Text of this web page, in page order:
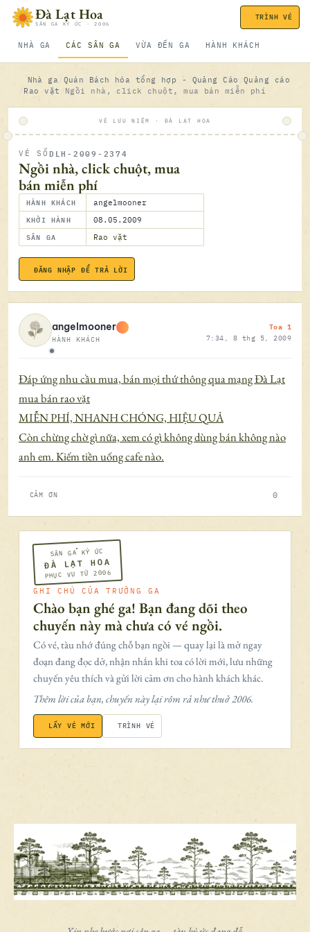
Bỏ qua nội dungĐà Lạt Hoa
SÂN GA KÝ ỨC · 2006
NHÀ GA CÁC SÂN GA VỪA ĐẾN GA HÀNH KHÁCH
TRÌNH VÉ
Nhà ga Quán Bách hóa tổng hợp - Quảng Cáo
Quảng cáo
Rao vặt
Ngồi nhà, click chuột, mua bán miễn phí
VÉ LƯU NIỆM · ĐÀ LẠT HOA
VÉ SỐ DLH-2009-2374
Ngồi nhà, click chuột, mua
bán miễn phí
HÀNH KHÁCH angelmooner
KHỞI HÀNH 08.05.2009
SÂN GA Rao vặt
ĐĂNG NHẬP ĐỂ TRẢ LỜI
Ngoại tuyến
angelmooner
HÀNH KHÁCH
Toa 1
7:34, 8 thg 5, 2009
Đáp ứng nhu cầu mua, bán mọi thứ thông qua mạng Đà Lạt
mua bán rao vặt
MIỄN PHÍ, NHANH CHÓNG, HIỆU QUẢ
Còn chừng chờ gì nữa, xem có gì không dùng bán không nào
anh em. Kiếm tiền uống cafe nào.
CẢM ƠN 0
SÂN GA KÝ ỨC
ĐÀ LẠT HOA
PHỤC VỤ TỪ 2006
GHI CHÚ CỦA TRƯỞNG GA
Chào bạn ghé ga! Bạn đang dõi theo
chuyến này mà chưa có vé ngồi.
Có vé, tàu nhớ đúng chỗ bạn ngồi — quay lại là mở ngay
đoạn đang đọc dở, nhận nhắn khi toa có lời mới, lưu những
chuyến yêu thích và gửi lời cảm ơn cho hành khách khác.
Thêm lời của bạn, chuyến này lại rôm rả như thuở 2006.
LẤY VÉ MỚI TRÌNH VÉ